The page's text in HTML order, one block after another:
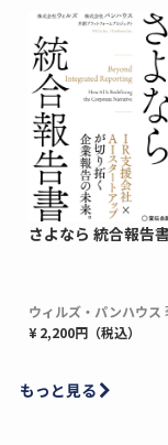
さよなら 統合報告
ウィルズ・パンハウス
¥ 2,200円（税込）
もっと見る